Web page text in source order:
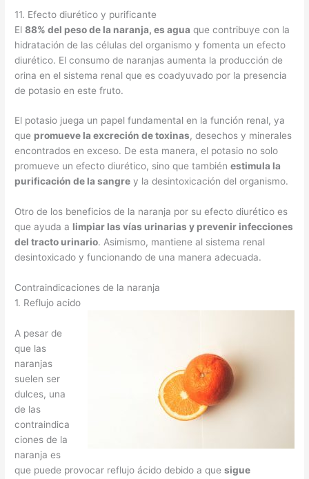
11. Efecto diurético y purificante
El88% del peso de la naranja, es agua que contribuye con la
hidratación de las células del organismo y fomenta un efecto
diurético. El consumo de naranjas aumenta la producción de
orina en el sistema renal que es coadyuvado por la presencia
de potasio en este fruto.
El potasio juega un papel fundamental en la función renal, ya
que promueve la excreción de toxinas, desechos y minerales
encontrados en exceso. De esta manera, el potasio no solo
promueve un efecto diurético, sino que tambiénestimula la
purificación de la sangre y la desintoxicación del organismo.
Otro de los beneficios de la naranja por su efecto diurético es
que ayuda a limpiar las vías urinarias y prevenir infecciones
del tracto urinario. Asimismo, mantiene al sistema renal
desintoxicado y funcionando de una manera adecuada.
Contraindicaciones de la naranja
1. Reflujo acido
A pesar de
que las
naranjas
suelen ser
dulces, una
de las
contraindica
ciones de la
naranja es
que puede provocar reflujo ácido debido a quesigue